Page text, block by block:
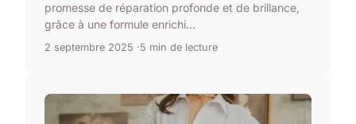
promesse de réparation profonde et de brillance,
grâce à une formule enrichi...
2 septembre 2025 5 min de lecture